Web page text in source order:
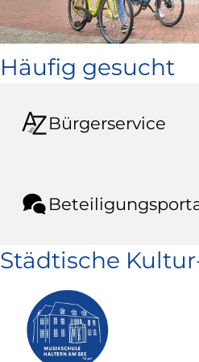
Häufig gesucht
Bürgerservice
Städtische